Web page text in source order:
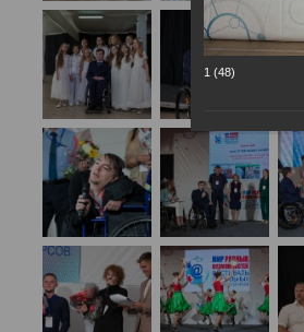
1 (48)